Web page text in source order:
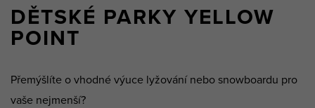
DĚTSKÉ PARKY YELLOW
POINT
Přemýšlíte o vhodné výuce lyžování nebo snowboardu pro
vaše nejmenší?